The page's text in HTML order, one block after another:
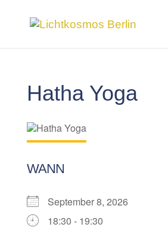
Hatha Yoga
WANN
September 8, 2026
18:30 - 19:30